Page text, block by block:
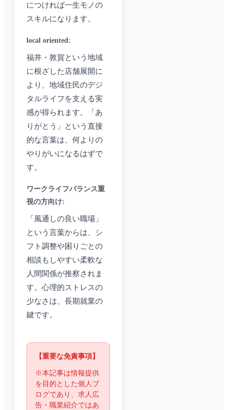
につければ一生モノの
スキルになります。
local oriented:
福井・敦賀という地域
に根ざした店舗展開に
より、地域住民のデジ
タルライフを支える実
感が得られます。「あ
りがとう」という直接
的な言葉は、何よりの
やりがいになるはずで
す。
ワークライフバランス重
視の方向け:
「風通しの良い職場」
という言葉からは、シ
フト調整や困りごとの
相談もしやすい柔軟な
人間関係が推察されま
す。心理的ストレスの
少なさは、長期就業の
鍵です。
【重要な免責事項】
※本記事は情報提供
を目的とした個人ブ
ログであり、求人広
告・職業紹介ではあ